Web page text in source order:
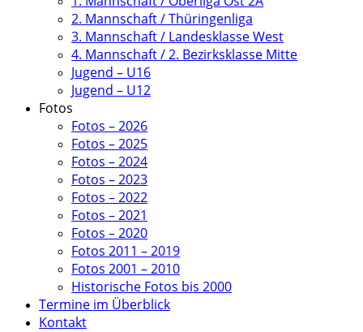
2. Mannschaft / Thüringenliga
3. Mannschaft / Landesklasse West
4. Mannschaft / 2. Bezirksklasse Mitte
Jugend – U16
Jugend – U12
Fotos
Fotos – 2026
Fotos – 2025
Fotos – 2024
Fotos – 2023
Fotos – 2022
Fotos – 2021
Fotos – 2020
Fotos 2011 – 2019
Fotos 2001 – 2010
Historische Fotos bis 2000
Termine im Überblick
Kontakt